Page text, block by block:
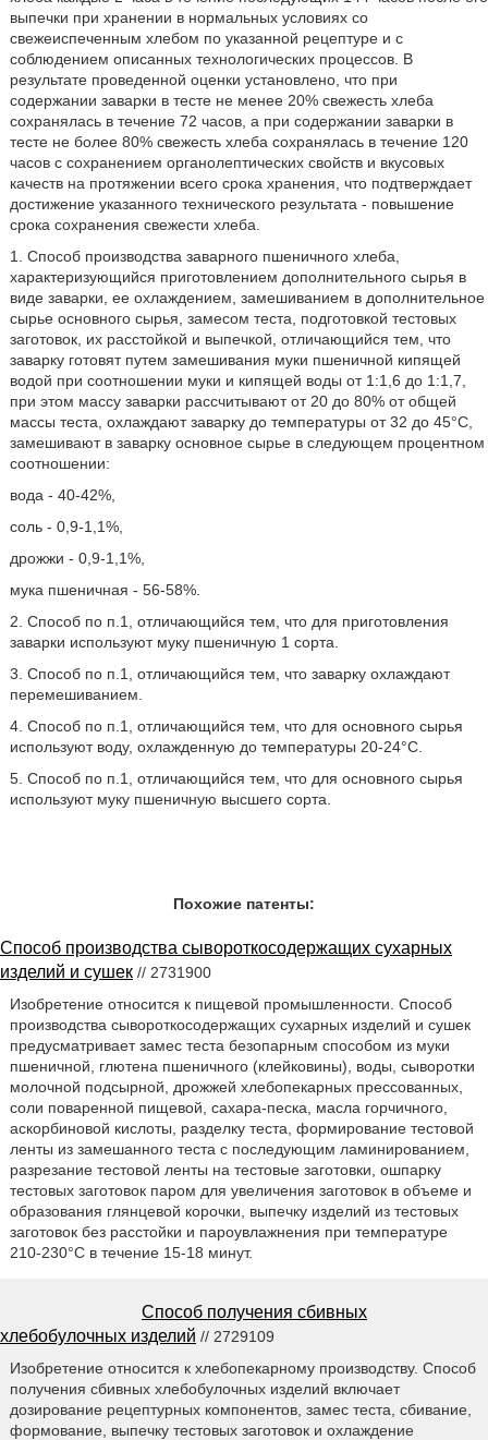
выпечки при хранении в нормальных условиях со
свежеиспеченным хлебом по указанной рецептуре и с
соблюдением описанных технологических процессов. В
результате проведенной оценки установлено, что при
содержании заварки в тесте не менее 20% свежесть хлеба
сохранялась в течение 72 часов, а при содержании заварки в
тесте не более 80% свежесть хлеба сохранялась в течение 120
часов с сохранением органолептических свойств и вкусовых
качеств на протяжении всего срока хранения, что подтверждает
достижение указанного технического результата - повышение
срока сохранения свежести хлеба.
1. Способ производства заварного пшеничного хлеба,
характеризующийся приготовлением дополнительного сырья в
виде заварки, ее охлаждением, замешиванием в дополнительное
сырье основного сырья, замесом теста, подготовкой тестовых
заготовок, их расстойкой и выпечкой, отличающийся тем, что
заварку готовят путем замешивания муки пшеничной кипящей
водой при соотношении муки и кипящей воды от 1:1,6 до 1:1,7,
при этом массу заварки рассчитывают от 20 до 80% от общей
массы теста, охлаждают заварку до температуры от 32 до 45°С,
замешивают в заварку основное сырье в следующем процентном
соотношении:
вода - 40-42%,
соль - 0,9-1,1%,
дрожжи - 0,9-1,1%,
мука пшеничная - 56-58%.
2. Способ по п.1, отличающийся тем, что для приготовления
заварки используют муку пшеничную 1 сорта.
3. Способ по п.1, отличающийся тем, что заварку охлаждают
перемешиванием.
4. Способ по п.1, отличающийся тем, что для основного сырья
используют воду, охлажденную до температуры 20-24°С.
5. Способ по п.1, отличающийся тем, что для основного сырья
используют муку пшеничную высшего сорта.
Похожие патенты:
Способ производства сывороткосодержащих сухарных
изделий и сушек // 2731900
Изобретение относится к пищевой промышленности. Способ
производства сывороткосодержащих сухарных изделий и сушек
предусматривает замес теста безопарным способом из муки
пшеничной, глютена пшеничного (клейковины), воды, сыворотки
молочной подсырной, дрожжей хлебопекарных прессованных,
соли поваренной пищевой, сахара-песка, масла горчичного,
аскорбиновой кислоты, разделку теста, формирование тестовой
ленты из замешанного теста с последующим ламинированием,
разрезание тестовой ленты на тестовые заготовки, ошпарку
тестовых заготовок паром для увеличения заготовок в объеме и
образования глянцевой корочки, выпечку изделий из тестовых
заготовок без расстойки и пароувлажнения при температуре
210-230°С в течение 15-18 минут.
Способ получения сбивных
хлебобулочных изделий // 2729109
Изобретение относится к хлебопекарному производству. Способ
получения сбивных хлебобулочных изделий включает
дозирование рецептурных компонентов, замес теста, сбивание,
формование, выпечку тестовых заготовок и охлаждение